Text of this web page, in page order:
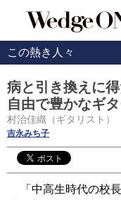
この熱き人々
病と引き換えに
自由で豊かなギ
村治佳織（ギタリスト）
吉永みち子
「中高生時代の校